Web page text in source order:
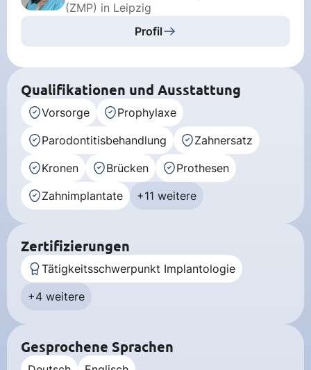
(ZMP) in Leipzig
Profil
Qualifikationen und Ausstattung
Vorsorge
Prophylaxe
Parodontitisbehandlung
Zahnersatz
Kronen
Brücken
Prothesen
Zahnimplantate
+11 weitere
Zertifizierungen
Tätigkeitsschwerpunkt Implantologie
+4 weitere
Gesprochene Sprachen